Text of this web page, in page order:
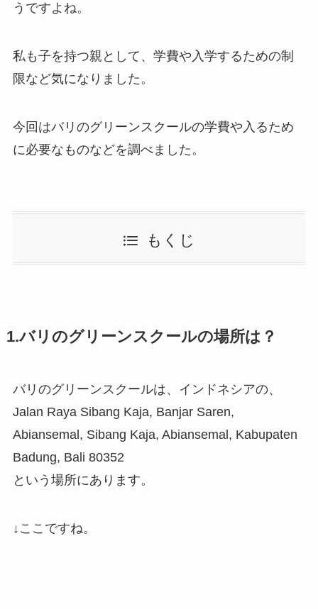
うですよね。
私も子を持つ親として、学費や入学するための制
限など気になりました。
今回はバリのグリーンスクールの学費や入るため
に必要なものなどを調べました。
もくじ
1.バリのグリーンスクールの場所は？
バリのグリーンスクールは、インドネシアの、
Jalan Raya Sibang Kaja, Banjar Saren,
Abiansemal, Sibang Kaja, Abiansemal, Kabupaten
Badung, Bali 80352
という場所にあります。
↓ここですね。